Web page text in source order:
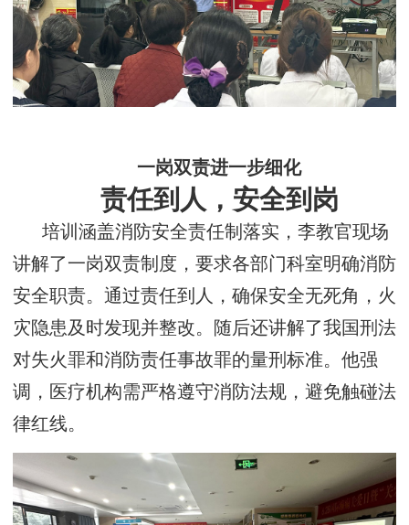
一岗双责进一步细化
责任到人，安全到岗
培训涵盖消防安全责任制落实，李教官现场
讲解了一岗双责制度，要求各部门科室明确消防
安全职责。通过责任到人，确保安全无死角，火
灾隐患及时发现并整改。随后还讲解了我国刑法
对失火罪和消防责任事故罪的量刑标准。他强
调，医疗机构需严格遵守消防法规，避免触碰法
律红线。